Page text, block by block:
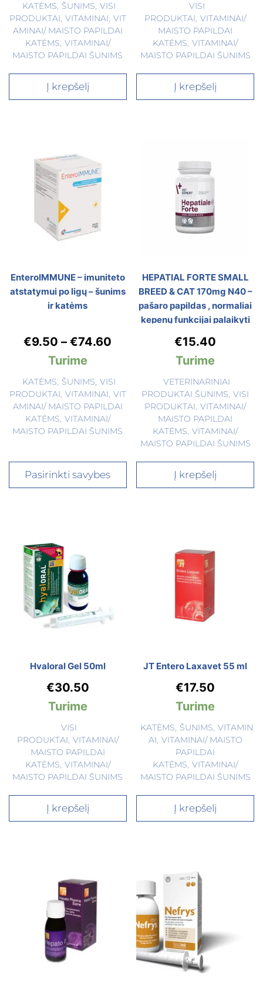
KATĖMS ŠUNIMS VISI
PRODUKTAI VITAMINAI VIT
AMINAI/ MAISTO PAPILDAI
KATĖMS VITAMINAI/
MAISTO PAPILDAI ŠUNIMS
Į krepšelį
VISI
PRODUKTAI VITAMINAI/
MAISTO PAPILDAI
KATĖMS VITAMINAI/
MAISTO PAPILDAI ŠUNIMS
Į krepšelį
EnteroIMMUNE – imuniteto
atstatymui po ligų – šunims
ir katėms
€9.50 – €74.60
Turime
KATĖMS ŠUNIMS VISI
PRODUKTAI VITAMINAI VIT
AMINAI/ MAISTO PAPILDAI
KATĖMS VITAMINAI/
MAISTO PAPILDAI ŠUNIMS
Pasirinkti savybes
HEPATIAL FORTE SMALL
BREED & CAT 170mg N40 –
pašaro papildas , normaliai
kepenų funkcijai palaikyti
€15.40
Turime
VETERINARINIAI
PRODUKTAI ŠUNIMS VISI
PRODUKTAI VITAMINAI/
MAISTO PAPILDAI
KATĖMS VITAMINAI/
MAISTO PAPILDAI ŠUNIMS
Į krepšelį
Hyaloral Gel 50ml
€30.50
Turime
VISI
PRODUKTAI, VITAMINAI/
MAISTO PAPILDAI
KATĖMS, VITAMINAI/
MAISTO PAPILDAI ŠUNIMS
Į krepšelį
JT Entero Laxavet 55 ml
€17.50
Turime
KATĖMS, ŠUNIMS, VITAMIN
AI, VITAMINAI/ MAISTO
PAPILDAI
KATĖMS, VITAMINAI/
MAISTO PAPILDAI ŠUNIMS
Į krepšelį